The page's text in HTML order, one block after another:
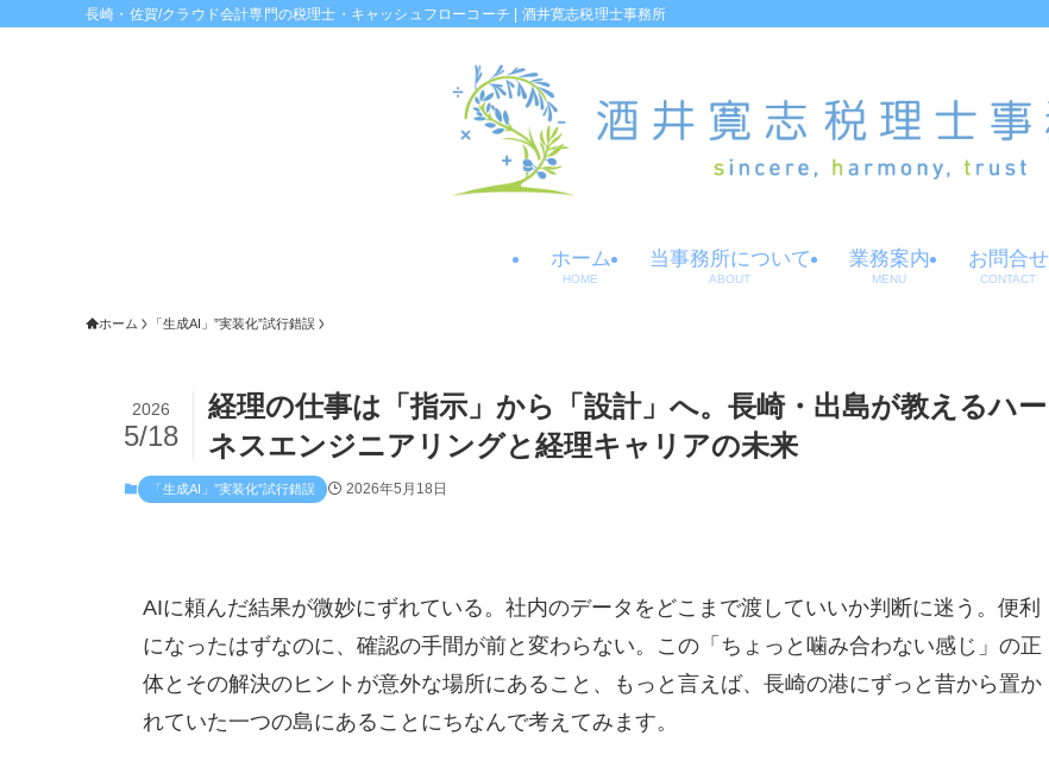
長崎・佐賀/クラウド会計専門の税理士・キャッシュフローコーチ | 酒井寛志税理士事務所
ホーム
HOME
当事務所について
ABOUT
業務案内
MENU
お問合せ
CONTACT
ホーム 「生成AI」”実装化”試行錯誤
経理の仕事は「指示」から「設計」へ。長崎・出島が教えるハー
ネスエンジニアリングと経理キャリアの未来
2026
5/18
「生成AI」”実装化”試行錯誤 2026年5月18日
AIに頼んだ結果が微妙にずれている。社内のデータをどこまで渡していいか判断に迷う。便利
になったはずなのに、確認の手間が前と変わらない。この「ちょっと噛み合わない感じ」の正
体とその解決のヒントが意外な場所にあること、もっと言えば、長崎の港にずっと昔から置か
れていた一つの島にあることにちなんで考えてみます。